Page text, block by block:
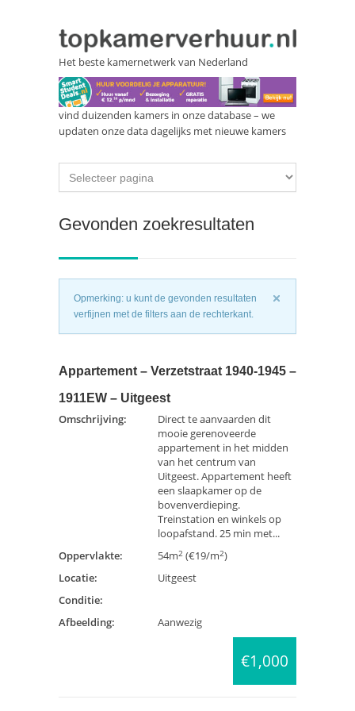
Het beste kamernetwerk van Nederland
vind duizenden kamers in onze database – we
updaten onze data dagelijks met nieuwe kamers
Gevonden zoekresultaten
Opmerking: u kunt de gevonden resultaten
verfijnen met de filters aan de rechterkant.
Appartement – Verzetstraat 1940-1945 –
1911EW – Uitgeest
Omschrijving:
Direct te aanvaarden dit
mooie gerenoveerde
appartement in het midden
van het centrum van
Uitgeest. Appartement heeft
een slaapkamer op de
bovenverdieping.
Treinstation en winkels op
loopafstand. 25 min met...
Oppervlakte:
54m2 (€19/m2)
Locatie:
Uitgeest
Conditie:
Afbeelding:
Aanwezig
€1,000